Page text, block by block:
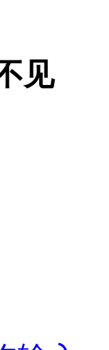
见